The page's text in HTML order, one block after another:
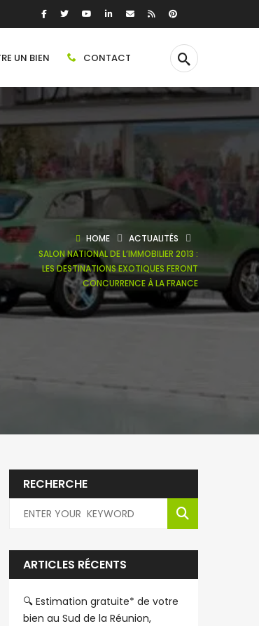
UN BIEN CONTACT
HOME
ACTUALITÉS
SALON NATIONAL DE L’IMMOBILIER 2013 :
LES DESTINATIONS EXOTIQUES FERONT
CONCURRENCE À LA FRANCE
RECHERCHE
ARTICLES RÉCENTS
🔍 Estimation gratuite* de votre
bien au Sud de la Réunion,